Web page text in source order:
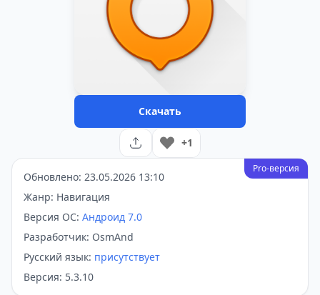
Скачать
+1
Pro-версия
Обновлено: 23.05.2026 13:10
Жанр: Навигация
Версия ОС: Андроид 7.0
Разработчик: OsmAnd
Русский язык: присутствует
Версия: 5.3.10